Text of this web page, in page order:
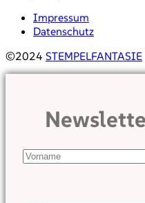
Impressum
Datenschutz
©2024 STEMPELFANTASIE